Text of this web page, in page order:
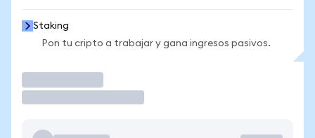
Staking
Pon tu cripto a trabajar y gana ingresos pasivos.